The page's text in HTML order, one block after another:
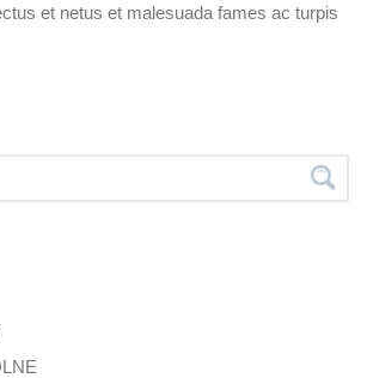
et netus et malesuada fames ac turpis